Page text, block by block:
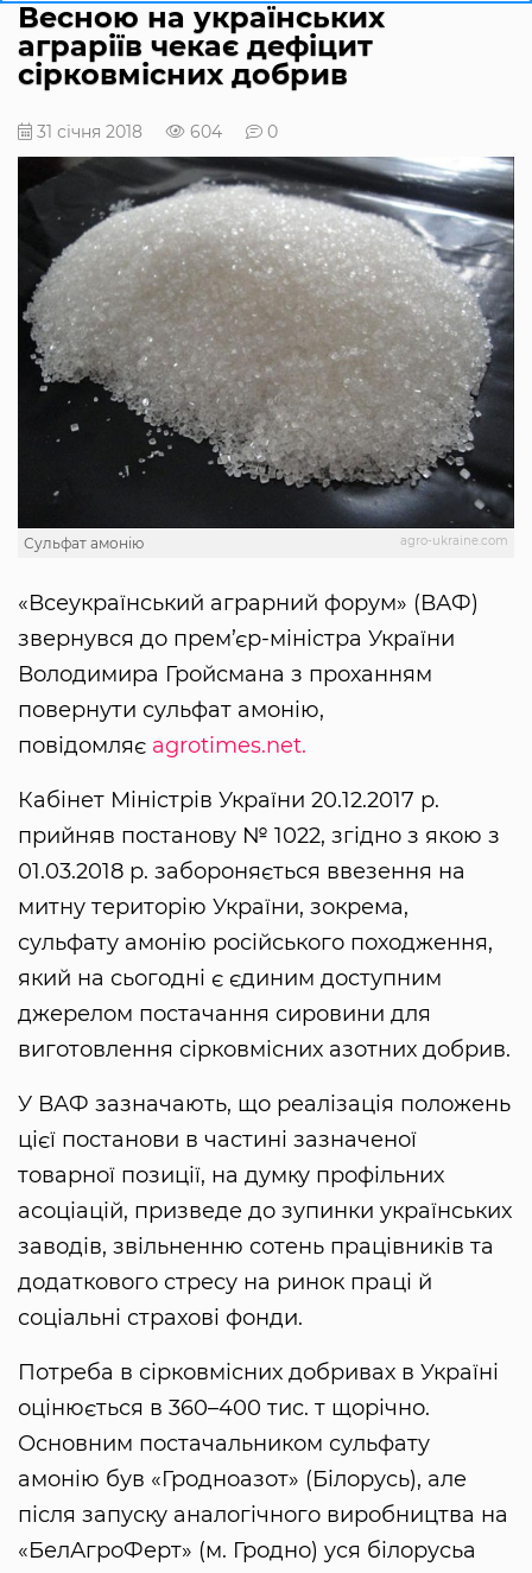
Весною на українських
аграріїв чекає дефіцит
сірковмісних добрив
31 січня 2018 604 0
agro-ukraine.com
Сульфат амонію
«Всеукраїнський аграрний форум» (ВАФ)
звернувся до прем’єр-міністра України
Володимира Гройсмана з проханням
повернути сульфат амонію,
повідомляє agrotimes.net.
Кабінет Міністрів України 20.12.2017 р.
прийняв постанову № 1022, згідно з якою з
01.03.2018 р. забороняється ввезення на
митну територію України, зокрема,
сульфату амонію російського походження,
який на сьогодні є єдиним доступним
джерелом постачання сировини для
виготовлення сірковмісних азотних добрив.
У ВАФ зазначають, що реалізація положень
цієї постанови в частині зазначеної
товарної позиції, на думку профільних
асоціацій, призведе до зупинки українських
заводів, звільненню сотень працівників та
додаткового стресу на ринок праці й
соціальні страхові фонди.
Потреба в сірковмісних добривах в Україні
оцінюється в 360–400 тис. т щорічно.
Основним постачальником сульфату
амонію був «Гродноазот» (Білорусь), але
після запуску аналогічного виробництва на
«БелАгроФерт» (м. Гродно) уся білорусьа